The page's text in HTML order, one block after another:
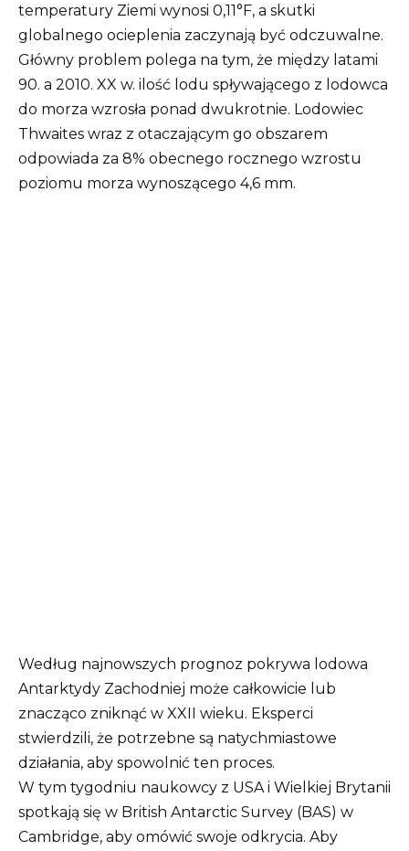
temperatury Ziemi wynosi 0,11°F, a skutki
globalnego ocieplenia zaczynają być odczuwalne.
Główny problem polega na tym, że między latami
90. a 2010. XX w. ilość lodu spływającego z lodowca
do morza wzrosła ponad dwukrotnie. Lodowiec
Thwaites wraz z otaczającym go obszarem
odpowiada za 8% obecnego rocznego wzrostu
poziomu morza wynoszącego 4,6 mm.
Według najnowszych prognoz pokrywa lodowa
Antarktydy Zachodniej może całkowicie lub
znacząco zniknąć w XXII wieku. Eksperci
stwierdzili, że potrzebne są natychmiastowe
działania, aby spowolnić ten proces.
W tym tygodniu naukowcy z USA i Wielkiej Brytanii
spotkają się w British Antarctic Survey (BAS) w
Cambridge, aby omówić swoje odkrycia. Aby